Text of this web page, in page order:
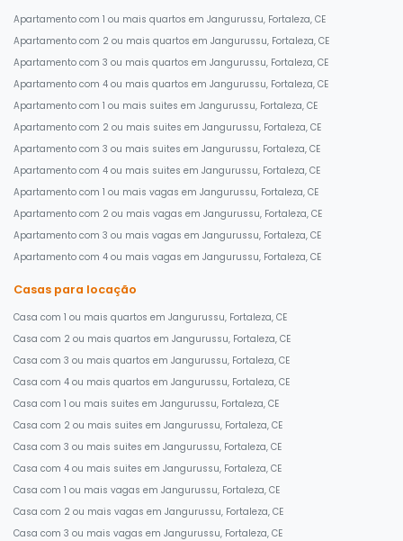
Apartamento com 1 ou mais quartos em Jangurussu, Fortaleza, CE
Apartamento com 2 ou mais quartos em Jangurussu, Fortaleza, CE
Apartamento com 3 ou mais quartos em Jangurussu, Fortaleza, CE
Apartamento com 4 ou mais quartos em Jangurussu, Fortaleza, CE
Apartamento com 1 ou mais suites em Jangurussu, Fortaleza, CE
Apartamento com 2 ou mais suites em Jangurussu, Fortaleza, CE
Apartamento com 3 ou mais suites em Jangurussu, Fortaleza, CE
Apartamento com 4 ou mais suites em Jangurussu, Fortaleza, CE
Apartamento com 1 ou mais vagas em Jangurussu, Fortaleza, CE
Apartamento com 2 ou mais vagas em Jangurussu, Fortaleza, CE
Apartamento com 3 ou mais vagas em Jangurussu, Fortaleza, CE
Apartamento com 4 ou mais vagas em Jangurussu, Fortaleza, CE
Casas para locação
Casa com 1 ou mais quartos em Jangurussu, Fortaleza, CE
Casa com 2 ou mais quartos em Jangurussu, Fortaleza, CE
Casa com 3 ou mais quartos em Jangurussu, Fortaleza, CE
Casa com 4 ou mais quartos em Jangurussu, Fortaleza, CE
Casa com 1 ou mais suites em Jangurussu, Fortaleza, CE
Casa com 2 ou mais suites em Jangurussu, Fortaleza, CE
Casa com 3 ou mais suites em Jangurussu, Fortaleza, CE
Casa com 4 ou mais suites em Jangurussu, Fortaleza, CE
Casa com 1 ou mais vagas em Jangurussu, Fortaleza, CE
Casa com 2 ou mais vagas em Jangurussu, Fortaleza, CE
Casa com 3 ou mais vagas em Jangurussu, Fortaleza, CE